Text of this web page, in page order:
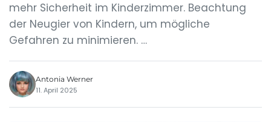
mehr Sicherheit im Kinderzimmer. Beachtung
der Neugier von Kindern, um mögliche
Gefahren zu minimieren. …
Antonia Werner
11. April 2025